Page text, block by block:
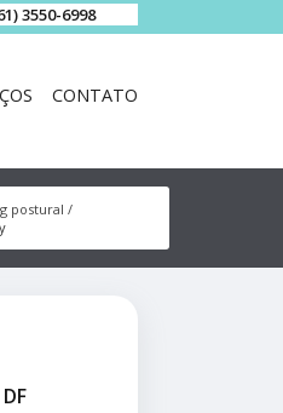
3550-6998
CONTATO
postural